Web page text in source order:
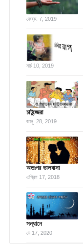
ফেব্রু. 7, 2019
মার্চ 10, 2019
চাটুজ্জেরা
জানু. 28, 2019
অতঃপর ভালবাসা
এপ্রিল 17, 2018
সন্ধানে
মে 17, 2020